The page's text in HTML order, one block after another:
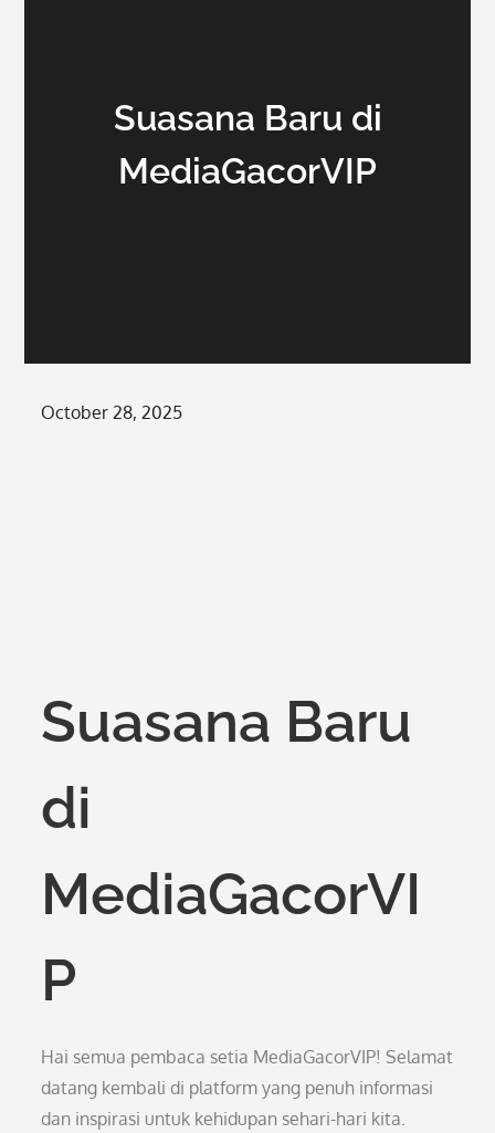
Suasana Baru di
MediaGacorVIP
Posted
October 28, 2025
Suasana Baru
di
MediaGacorVI
P
Hai semua pembaca setia MediaGacorVIP! Selamat
datang kembali di platform yang penuh informasi
dan inspirasi untuk kehidupan sehari-hari kita.